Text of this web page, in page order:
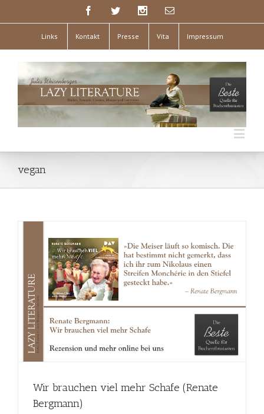
Links Kontakt Presse Vita Impressum
vegan
Wir brauchen viel mehr Schafe (Renate
Bergmann)